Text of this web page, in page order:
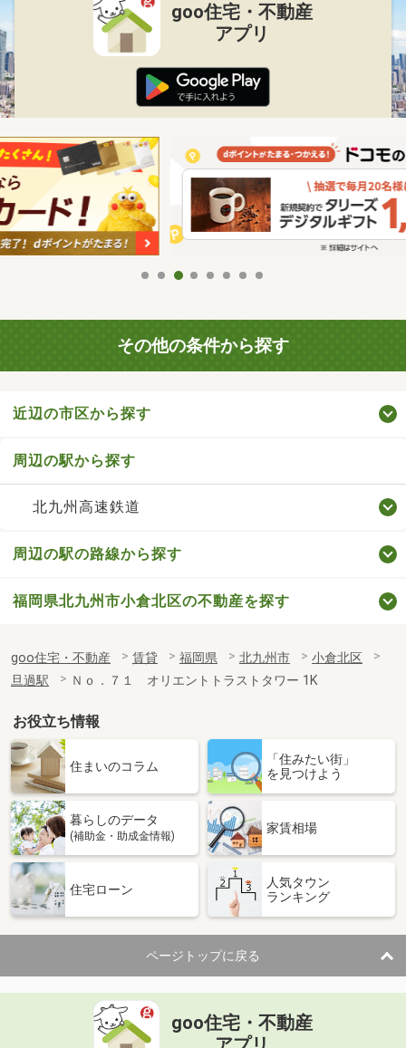
goo住宅・不動産
アプリ
その他の条件から探す
近辺の市区から探す
周辺の駅から探す
北九州高速鉄道
周辺の駅の路線から探す
福岡県北九州市小倉北区の不動産を探す
goo住宅・不動産 賃貸 福岡県 北九州市
小倉北区
旦過駅
Ｎｏ．７１ オリエントトラストタワー 1K
お役立ち情報
住まいのコラム
「住みたい街」
を見つけよう
暮らしのデータ
(補助金・助成金情報)
家賃相場
住宅ローン
人気タウン
ランキング
ページトップに戻る
goo住宅・不動産